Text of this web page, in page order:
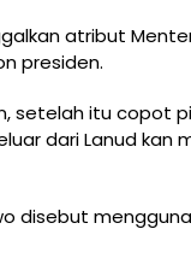
atribut
presiden.
setelah itu copot
dari Lanud kan
disebut